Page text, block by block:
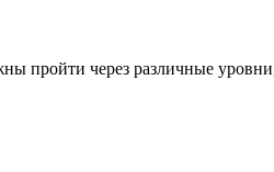
пройти через различные